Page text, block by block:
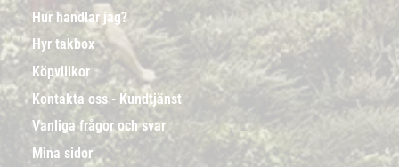
Hur handlar jag?
Hyr takbox
Köpvillkor
Kontakta oss - Kundtjänst
Vanliga frågor och svar
Mina sidor